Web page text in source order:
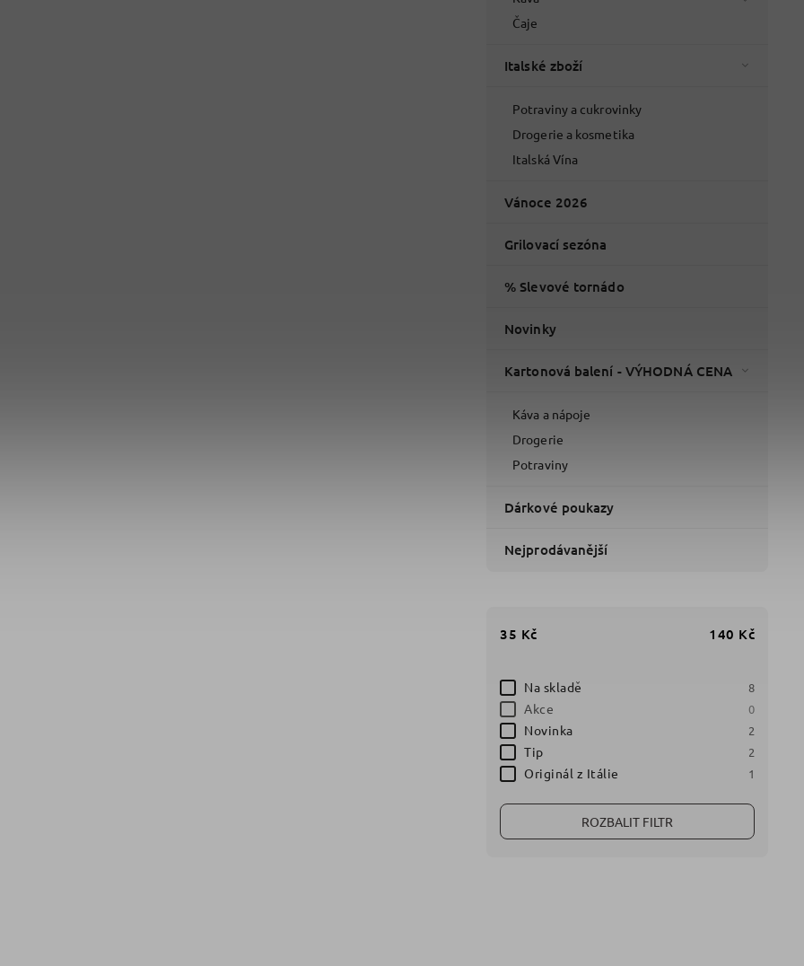
Čaje
Italské zboží
Potraviny a cukrovinky
Drogerie a kosmetika
Italská Vína
Vánoce 2026
Grilovací sezóna
% Slevové tornádo
Novinky
Kartonová balení - VÝHODNÁ CENA
Káva a nápoje
Drogerie
Potraviny
Dárkové poukazy
Nejprodávanější
35 Kč 140 Kč
Na skladě 8
Akce 0
Novinka 2
Tip 2
Originál z Itálie 1
ROZBALIT FILTR